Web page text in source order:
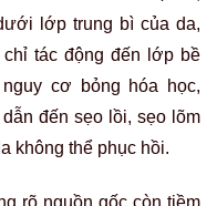
lớp trung bì của da,
tác động đến lớp bề
cơ bỏng hóa học,
đến sẹo lồi, sẹo lõm
không thể phục hồi.
rõ nguồn gốc còn tiềm